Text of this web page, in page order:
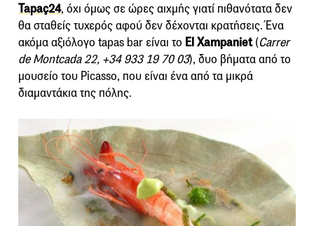
Tapaç24, όχι όμως σε ώρες αιχμής γιατί πιθανότατα δεν
θα σταθείς τυχερός αφού δεν δέχονται κρατήσεις. Ένα
ακόμα αξιόλογο tapas bar είναι το El Xampaniet(Carrer
de Montcada 22, +34 933 19 70 03), δυο βήματα από το
μουσείο του Picasso, που είναι ένα από τα μικρά
διαμαντάκια της πόλης.